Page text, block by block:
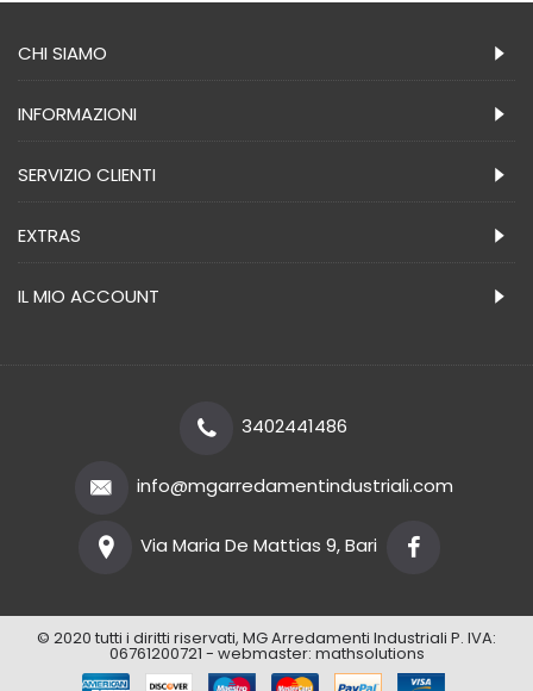
CHI SIAMO
INFORMAZIONI
SERVIZIO CLIENTI
EXTRAS
IL MIO ACCOUNT
3402441486
info@mgarredamentindustriali.com
Via Maria De Mattias 9, Bari
© 2020 tutti i diritti riservati, MG Arredamenti Industriali P. IVA:
06761200721 - webmaster: mathsolutions